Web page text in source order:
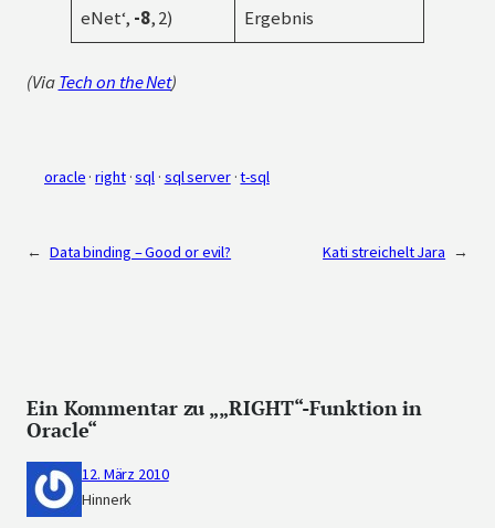
eNet‘, -8, 2)
Ergebnis
(ViaTech on the Net)
oracle · right · sql · sql server · t-sql
← Data binding – Good or evil? Kati streichelt Jara →
Ein Kommentar zu „„RIGHT“-Funktion in
Oracle“
12. März 2010
Hinnerk